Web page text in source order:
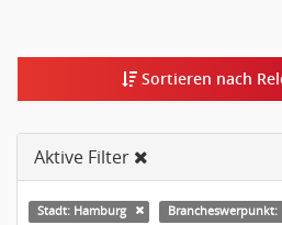
Sortieren nach
Aktive Filter
Stadt: Hamburg